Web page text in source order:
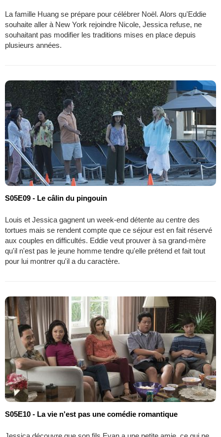
La famille Huang se prépare pour célébrer Noël. Alors qu'Eddie
souhaite aller à New York rejoindre Nicole, Jessica refuse, ne
souhaitant pas modifier les traditions mises en place depuis
plusieurs années.
S05E09 - Le câlin du pingouin
Louis et Jessica gagnent un week-end détente au centre des
tortues mais se rendent compte que ce séjour est en fait réservé
aux couples en difficultés. Eddie veut prouver à sa grand-mère
qu'il n'est pas le jeune homme tendre qu'elle prétend et fait tout
pour lui montrer qu'il a du caractère.
S05E10 - La vie n'est pas une comédie romantique